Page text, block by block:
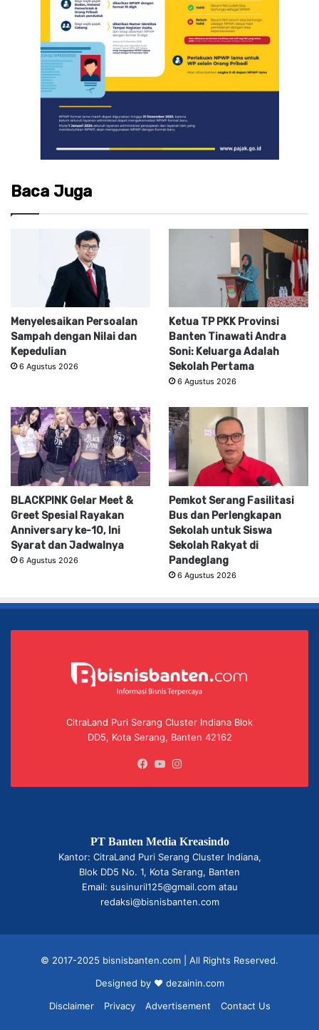
Baca Juga
Menyelesaikan Persoalan
Sampah dengan Nilai dan
Kepedulian
6 Agustus 2026
Ketua TP PKK Provinsi
Banten Tinawati Andra
Soni: Keluarga Adalah
Sekolah Pertama
6 Agustus 2026
BLACKPINK Gelar Meet &
Greet Spesial Rayakan
Anniversary ke-10, Ini
Syarat dan Jadwalnya
6 Agustus 2026
Pemkot Serang Fasilitasi
Bus dan Perlengkapan
Sekolah untuk Siswa
Sekolah Rakyat di
Pandeglang
6 Agustus 2026
CitraLand Puri Serang Cluster Indiana Blok
DD5, Kota Serang, Banten 42162
Facebook
YouTube
PT Banten Media Kreasindo
Kantor: CitraLand Puri Serang Cluster Indiana,
Blok DD5 No. 1, Kota Serang, Banten
Email: susinuril125@gmail.com atau
redaksi@bisnisbanten.com
© 2017-2025 bisnisbanten.com | All Rights Reserved.
Designed by ❤ dezainin.com
Disclaimer
Privacy Advertisement Contact Us